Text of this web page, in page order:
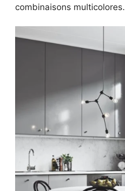
combinaisons multicolores.